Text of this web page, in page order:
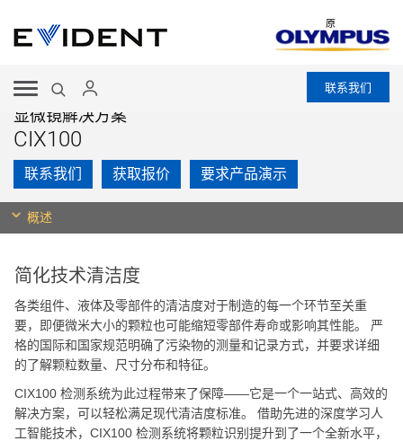
原
联系我们
显微镜解决方案
CIX100
联系我们 获取报价 要求产品演示
概述
简化技术清洁度
各类组件、液体及零部件的清洁度对于制造的每一个环节至关重
要，即便微米大小的颗粒也可能缩短零部件寿命或影响其性能。 严
格的国际和国家规范明确了污染物的测量和记录方式，并要求详细
的了解颗粒数量、尺寸分布和特征。
CIX100 检测系统为此过程带来了保障——它是一个一站式、高效的
解决方案，可以轻松满足现代清洁度标准。 借助先进的深度学习人
工智能技术，CIX100 检测系统将颗粒识别提升到了一个全新水平，